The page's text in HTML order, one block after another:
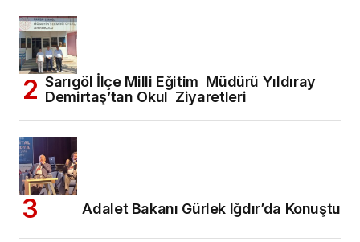
Sarıgöl İlçe Milli Eğitim Müdürü Yıldıray
Demirtaş’tan Okul Ziyaretleri
Adalet Bakanı Gürlek Iğdır’da Konuştu